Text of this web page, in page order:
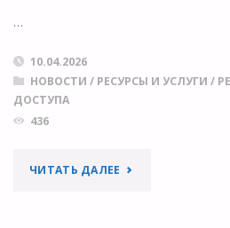
…
10.04.2026
НОВОСТИ / РЕСУРСЫ И УСЛУГИ /
ДОСТУПА
436
ЧИТАТЬ ДАЛЕЕ "ПОРТАЛ